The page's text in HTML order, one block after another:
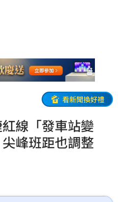
看新聞換好禮
線「發車站變
峰班距也調整